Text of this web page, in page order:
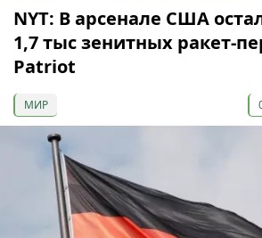
NYT: В арсенале США
1,7 тыс зенитных ракет-
Patriot
МИР